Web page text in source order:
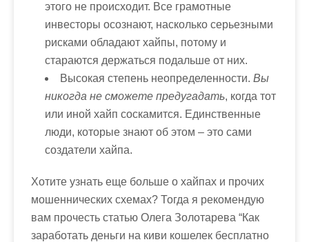
этого не происходит. Все грамотные
инвесторы осознают, насколько серьезными
рисками обладают хайпы, потому и
стараются держаться подальше от них.
Высокая степень неопределенности. Вы
никогда не сможете предугадать, когда тот
или иной хайп соскамится. Единственные
люди, которые знают об этом – это сами
создатели хайпа.
Хотите узнать еще больше о хайпах и прочих
мошеннических схемах? Тогда я рекомендую
вам прочесть статью Олега Золотарева “Как
заработать деньги на киви кошелек бесплатно